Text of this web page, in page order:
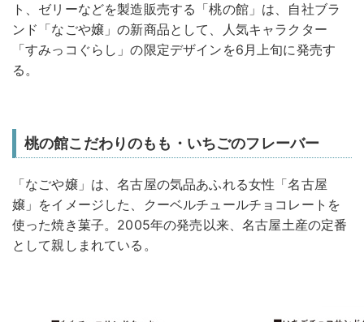
ト、ゼリーなどを製造販売する「桃の館」は、自社ブラ
ンド「なごや嬢」の新商品として、人気キャラクター
「すみっコぐらし」の限定デザインを6月上旬に発売す
る。
桃の館こだわりのもも・いちごのフレーバー
「なごや嬢」は、名古屋の気品あふれる女性「名古屋
嬢」をイメージした、クーベルチュールチョコレートを
使った焼き菓子。2005年の発売以来、名古屋土産の定番
として親しまれている。